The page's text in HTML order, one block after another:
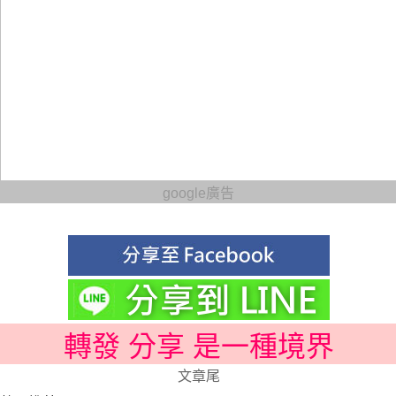
google廣告
轉發 分享 是一種境界
文章尾